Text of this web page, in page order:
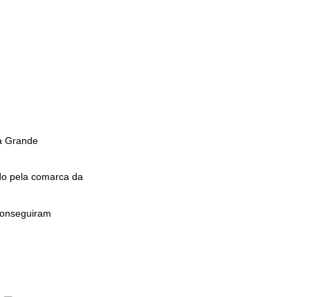
Grande
pela comarca da